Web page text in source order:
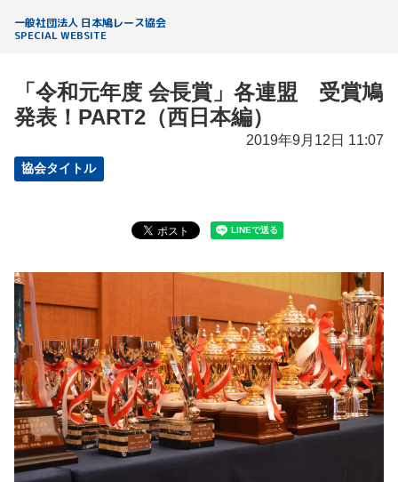
一般社団法人 日本鳩レース協会
SPECIAL WEBSITE
「令和元年度 会長賞」各連盟 受賞鳩
発表！PART2（西日本編）
2019年9月12日 11:07
協会タイトル